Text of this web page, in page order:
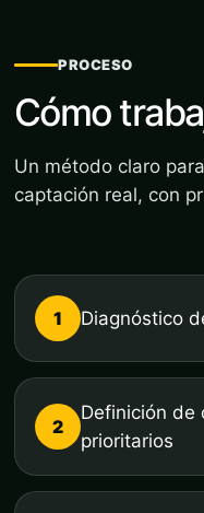
PROCESO
Cómo
Un método claro
captación real, con
1 Diagnóstico
2
Definición de
prioritarios